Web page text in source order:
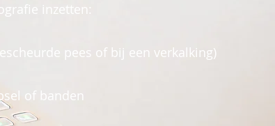
inzetten:
pees of bij een verkalking)
of banden